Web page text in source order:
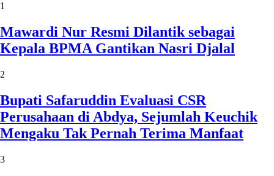
1
Mawardi Nur Resmi Dilantik sebagai
Kepala BPMA Gantikan Nasri Djalal
2
Bupati Safaruddin Evaluasi CSR
Perusahaan di Abdya, Sejumlah Keuchik
Mengaku Tak Pernah Terima Manfaat
3